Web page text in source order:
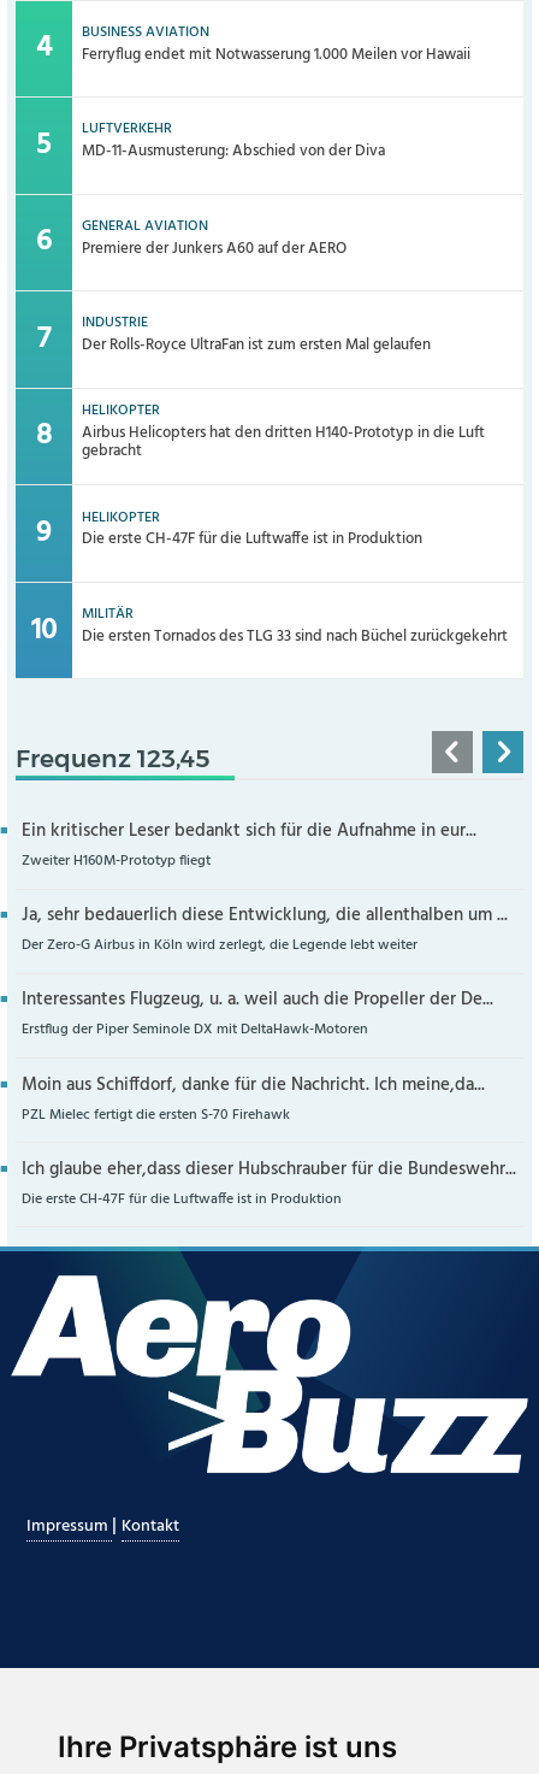
Ihre Privatsphäre ist uns
BUSINESS AVIATION
Ferryflug endet mit Notwasserung 1.000 Meilen vor Hawaii
LUFTVERKEHR
MD-11-Ausmusterung: Abschied von der Diva
GENERAL AVIATION
Premiere der Junkers A60 auf der AERO
INDUSTRIE
Der Rolls-Royce UltraFan ist zum ersten Mal gelaufen
HELIKOPTER
Airbus Helicopters hat den dritten H140-Prototyp in die Luft
gebracht
HELIKOPTER
Die erste CH-47F für die Luftwaffe ist in Produktion
MILITÄR
Die ersten Tornados des TLG 33 sind nach Büchel zurückgekehrt
Frequenz 123,45
Ein kritischer Leser bedankt sich für die Aufnahme in eur...
Zweiter H160M-Prototyp fliegt
Ja, sehr bedauerlich diese Entwicklung, die allenthalben um ...
Der Zero-G Airbus in Köln wird zerlegt, die Legende lebt weiter
Interessantes Flugzeug, u. a. weil auch die Propeller der De...
Erstflug der Piper Seminole DX mit DeltaHawk-Motoren
Moin aus Schiffdorf, danke für die Nachricht. Ich meine,da...
PZL Mielec fertigt die ersten S-70 Firehawk
Ich glaube eher,dass dieser Hubschrauber für die Bundeswehr...
Die erste CH-47F für die Luftwaffe ist in Produktion
Impressum | Kontakt